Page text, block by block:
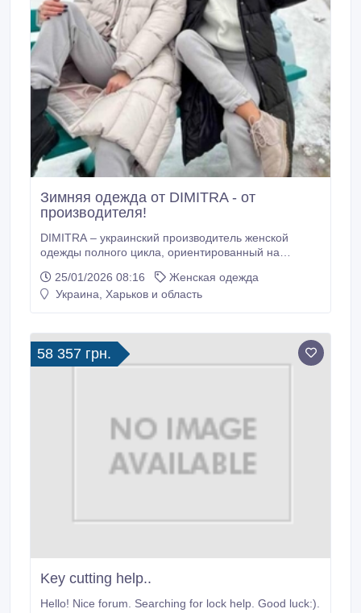
Зимняя одежда от DIMITRA - от
производителя!
DIMITRA – украинский производитель женской
одежды полного цикла, ориентированный на
онлайн-площадками. Мы создаем зимнюю одежду,
которая стабильно продается, хорошо носится и
куртки, костюмы, жилеты, свитера, лосины, платья,
брюки и аксессуары.
25/01/2026 08:16
Женская одежда
Украина, Харьков и область
58 357 грн.
Key cutting help..
Hello! Nice forum. Searching for lock help. Good luck:).